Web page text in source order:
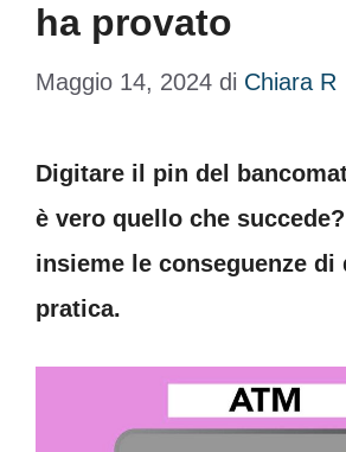
ha provato
Maggio 14, 2024 di Chiara R
Digitare il pin del
è vero quello che
insieme le conseguenze di
pratica.